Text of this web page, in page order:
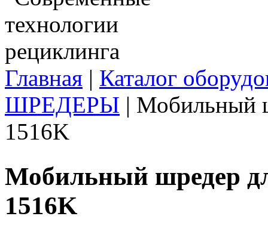
Вы здесь
Главная | Каталог
ШРЕДЕРЫ | Мобильный
1516K
Мобильный шредер
1516K